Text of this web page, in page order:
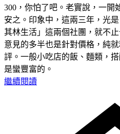
300，你怕了吧。老實說，一開
安之。印象中，這兩三年，光
其林生活」這兩個社團，就不
意見的多半也是針對價格，純
評。一般小吃店的飯、麵類，
是蠻豐富的。
繼續閱讀